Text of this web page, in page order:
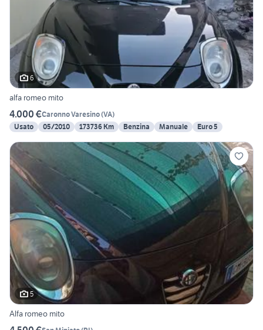
6
alfa romeo mito
4.000 €Caronno Varesino(VA)
Usato
05/2010 173736 Km Benzina Manuale Euro 5
5
Alfa romeo mito